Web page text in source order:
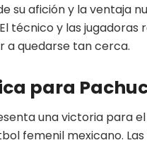
su afición y la ventaja
técnico y las jugadoras
a quedarse tan cerca.
para
una victoria para
femenil mexicano. Las